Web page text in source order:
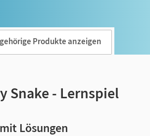
Produkte anzeigen
Snake - Lernspiel
Lösungen